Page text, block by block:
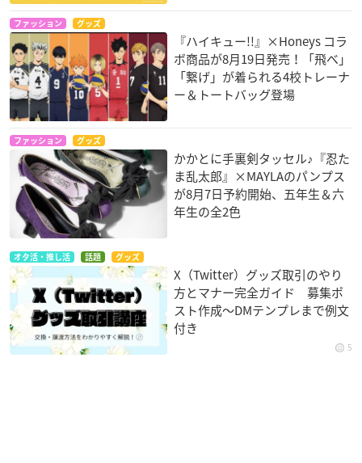
ファッション グッズ
『ハイキュー!!』×Honeys コラ
ボ商品が8月19日発売！「飛べ」
「繋げ」が着られる4校トレーナ
ー＆トートバッグ登場
ファッション グッズ
かかとに手裏剣タッセル♪『忍た
ま乱太郎』×MAYLAのパンプス
が8月7日予約開始、五年生＆六
年生の全2色
オタ活・推し活 話題 グッズ
X（Twitter）グッズ取引のやり
方とマナー完全ガイド 募集ポ
スト作成〜DMテンプレまで例文
付き
5